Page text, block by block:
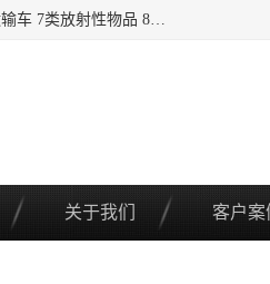
提供1——9类危险品运输车辆： 1类炸药雷管车 2类易燃气瓶车 3类易燃液体车 4类易燃固体车 6类毒性运输车 7类放射性物品 8类腐蚀性物品 9类杂项类物品 各类底盘，品种齐全。厂家直供，品质保证。 公告品种环保齐全，上牌无忧。 全国可送货上门，可分期，可*，可包牌。 详情可咨询: *（微信同号）
关于我们 客户案